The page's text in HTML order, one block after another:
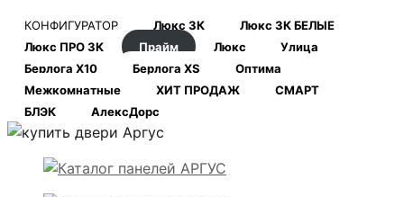
КОНФИГУРАТОР Люкс 3К
Люкс 3К БЕЛЫЕ
Люкс ПРО 3К
Прайм Люкс
Улица
Берлога Х10
Берлога XS
Оптима
Межкомнатные
ХИТ ПРОДАЖ
СМАРТ
БЛЭК
АлексДорс